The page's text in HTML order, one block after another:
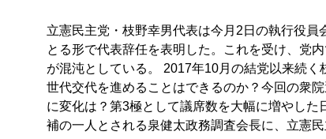
立憲民主党・枝野幸男代表は今月2日の執行役
とる形で代表辞任を表明した。これを受け、党
が混沌としている。 2017年10月の結党以来続く
世代交代を進めることはできるのか？今回の衆
に変化は？第3極として議席数を大幅に増やし
補の一人とされる泉健太政務調査会長に、立憲民